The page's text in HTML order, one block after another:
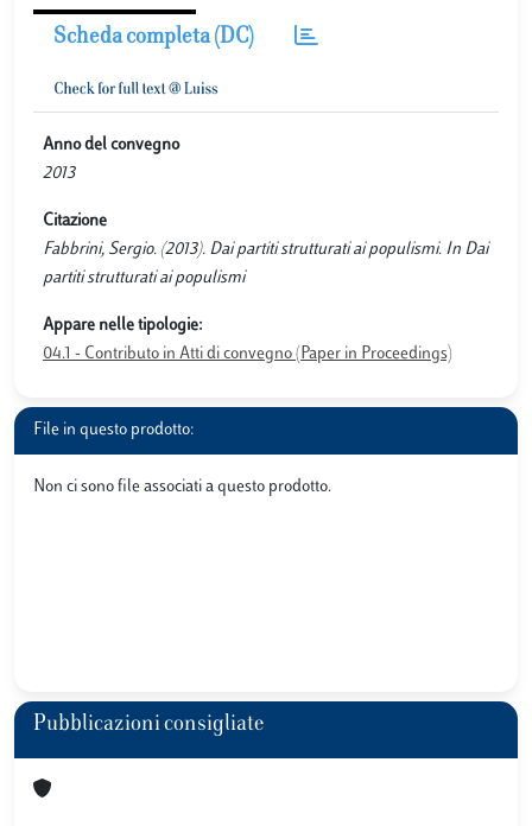
Scheda completa (DC)
Anno del convegno
2013
Citazione
Fabbrini, Sergio. (2013). Dai partiti strutturati ai populismi. In Dai
partiti strutturati ai populismi
Appare nelle tipologie:
04.1 - Contributo in Atti di convegno (Paper in Proceedings)
File in questo prodotto:
Non ci sono file associati a questo prodotto.
Pubblicazioni consigliate